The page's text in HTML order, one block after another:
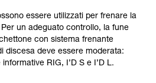
la manovra, da soli, in piena
di riprodurla autonomamente.
di tecniche relative alla vostra
esistere altre che non
essere utilizzati per frenare la
un adeguato controllo, la fune
con sistema frenante
discesa deve essere moderata:
RIG, I’D S e I’D L.